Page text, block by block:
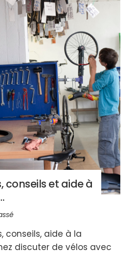
conseils et aide à
conseils, aide à la
discuter de vélos avec